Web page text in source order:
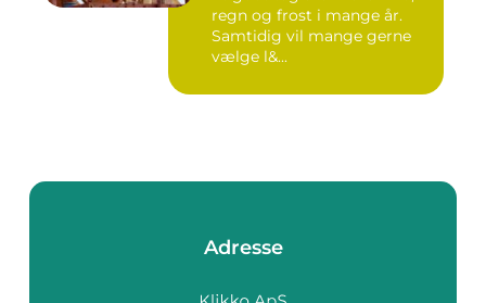
regn og frost i mange år.
Samtidig vil mange gerne
vælge l&...
Adresse